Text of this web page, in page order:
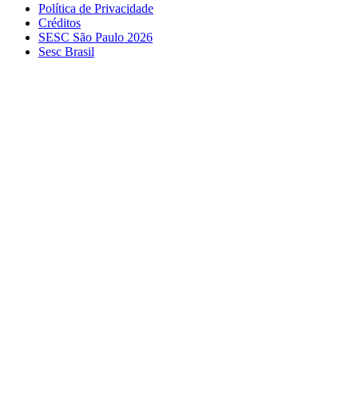
Política de Privacidade
Créditos
SESC São Paulo 2026
Sesc Brasil